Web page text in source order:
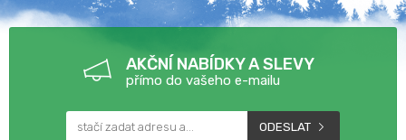
AKČNÍ NABÍDKY A SLEVY
přímo do vašeho e-mailu
ODESLAT